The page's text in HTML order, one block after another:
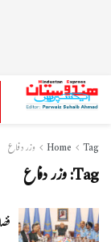
Home Tag وزر دفاع
Tag:وزر دفاع